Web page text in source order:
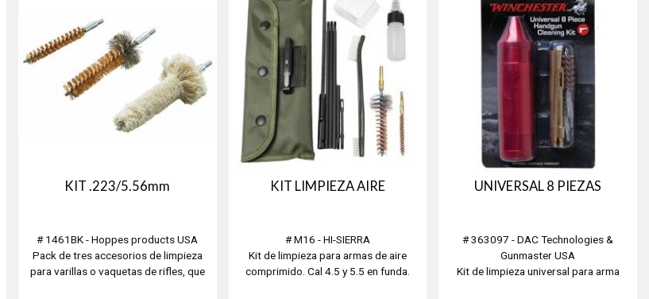
KIT .223/5.56mm
# 1461BK - Hoppes products USA
Pack de tres accesorios de limpieza
para varillas o vaquetas de rifles, que
KIT LIMPIEZA AIRE
# M16 - HI-SIERRA
Kit de limpieza para armas de aire
comprimido. Cal 4.5 y 5.5 en funda.
UNIVERSAL 8 PIEZAS
# 363097 - DAC Technologies &
Gunmaster USA
Kit de limpieza universal para arma